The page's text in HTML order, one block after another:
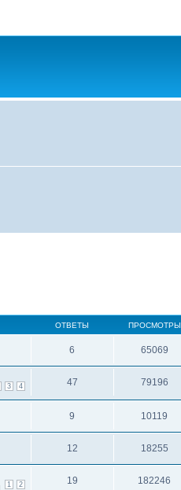
ОТВЕТЫ ПРОСМОТРЫ
6 65069
3 4 47 79196
9 10119
12 18255
1 2 19 182246